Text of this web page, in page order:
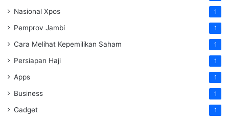
Nasional Xpos 1
Pemprov Jambi 1
Cara Melihat Kepemilikan Saham 1
Persiapan Haji 1
Apps 1
Business 1
Gadget 1